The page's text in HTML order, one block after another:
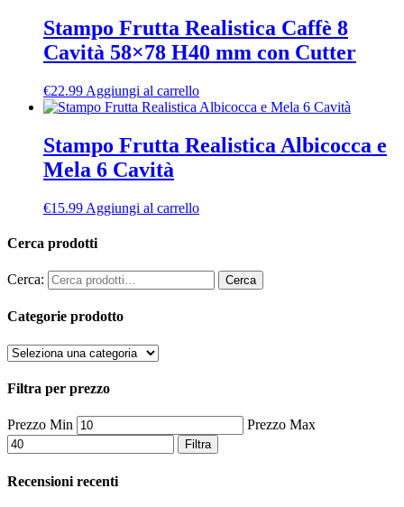
Stampo Frutta Realistica Caffè 8
Cavità 58×78 H40 mm con Cutter
€22.99 Aggiungi al carrello
Stampo Frutta Realistica Albicocca e
Mela 6 Cavità
€15.99 Aggiungi al carrello
Cerca prodotti
Cerca: Cerca
Categorie prodotto
Filtra per prezzo
Prezzo Min Prezzo Max
Filtra
Recensioni recenti